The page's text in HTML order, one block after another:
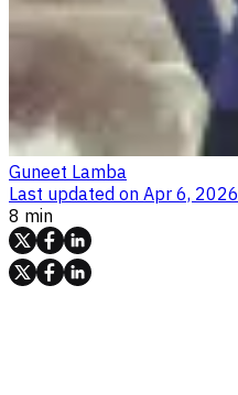
Guneet Lamba
Last updated on Apr 6, 2026
8 min